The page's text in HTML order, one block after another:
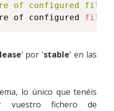
of configured file
of configured file
' por 'stable' en las
lo único que tenéis
vuestro fichero de